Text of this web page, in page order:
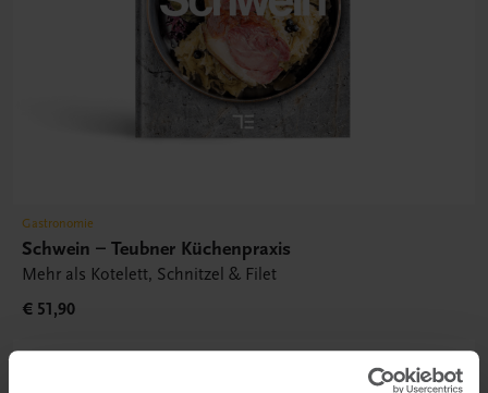
Gastronomie
Schwein – Teubner Küchenpraxis
Mehr als Kotelett, Schnitzel & Filet
€ 51,90